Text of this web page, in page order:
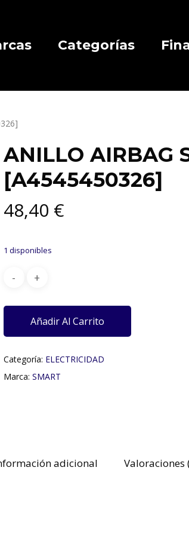
Categorías
ANILLO AIRBAG
[A4545450326]
48,40 €
1 disponibles
Añadir Al Carrito
Categoría: ELECTRICIDAD
Marca: SMART
adicional Valoraciones